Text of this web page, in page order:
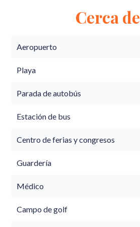
Cerca de
Aeropuerto
Playa
Parada de autobús
Estación de bus
Centro de ferias y congresos
Guardería
Médico
Campo de golf